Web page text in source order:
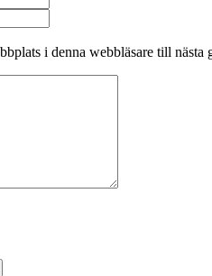
i denna webbläsare till nästa